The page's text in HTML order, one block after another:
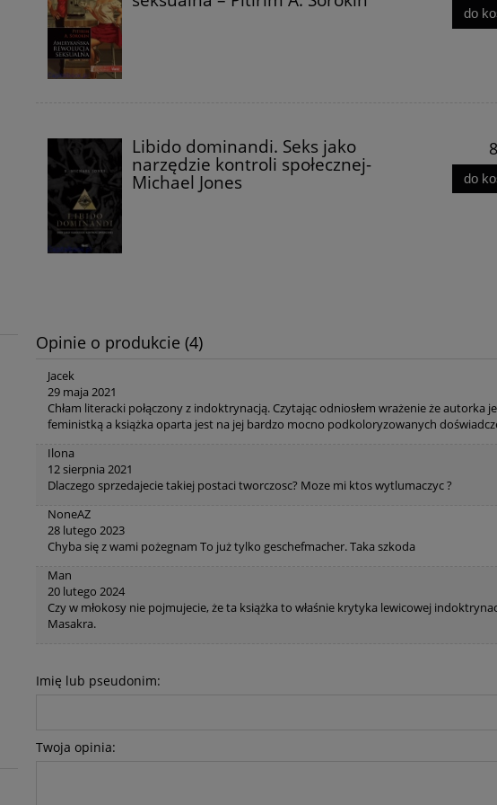
Mity Powstania Warszawskiego.
Propaganda i polityka - Jarosław
Kornaś
Niemcy, Rosja i kwestia
Roman Dmowski
do
Libido dominandi. Seks jako
narzędzie kontroli społecznej-
Michael Jones
do
Opinie o produkcie (4)
Jacek
29 maja 2021
Chłam literacki połączony z indoktrynacją. Czytając odniosłem wrażenie że autorka
feministką a książka oparta jest na jej bardzo mocno podkoloryzowanych
Ilona
12 sierpnia 2021
Dlaczego sprzedajecie takiej postaci tworczosc? Moze mi ktos wytlumaczyc ?
NoneAZ
28 lutego 2023
Chyba się z wami pożegnam To już tylko geschefmacher. Taka szkoda
Man
20 lutego 2024
Czy w młokosy nie pojmujecie, że ta książka to właśnie krytyka lewicowej
Masakra.
Imię lub pseudonim:
Twoja opinia: